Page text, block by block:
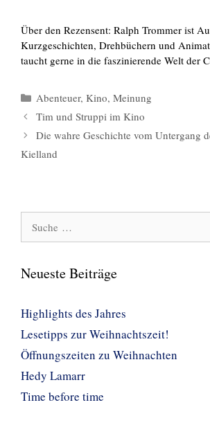
Über den Rezensent: Ralph Trommer ist
Kurzgeschichten, Drehbüchern und
taucht gerne in die faszinierende Welt der
Kategorien
Abenteuer, Kino, Meinung
Tim und Struppi im Kino
Die wahre Geschichte vom Untergang
Kielland
Neueste Beiträge
Highlights des Jahres
Lesetipps zur Weihnachtszeit!
Öffnungszeiten zu Weihnachten
Hedy Lamarr
Time before time